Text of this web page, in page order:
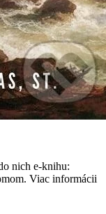
nich e-knihu:
Viac informácii